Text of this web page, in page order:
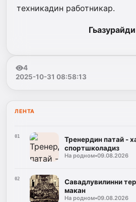
техникадин работникар.
4
2025-10-31 08:58:13
ЛЕНТА
01
Тренердин патай -
спортшколадиз
На родном•09.08.2026
02
Савадлувилинни
макан
На родном•09.08.2026